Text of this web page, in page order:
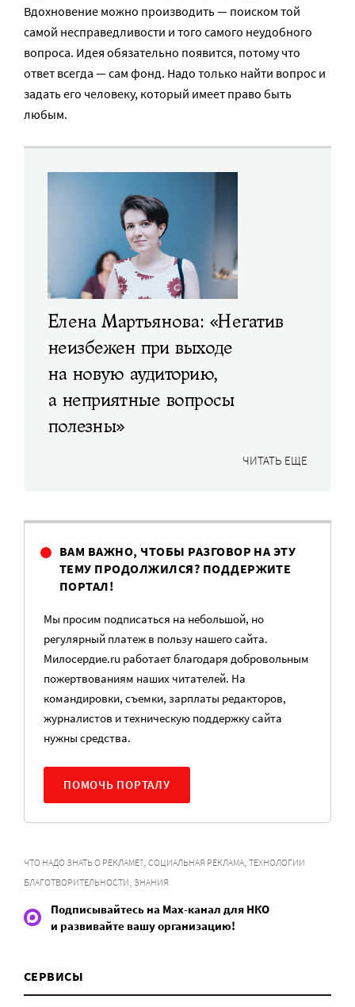
Вдохновение можно производить — поиском той
самой несправедливости и того самого неудобного
вопроса. Идея обязательно появится, потому что
ответ всегда — сам фонд. Надо только найти вопрос и
задать его человеку, который имеет право быть
любым.
Елена Мартьянова: «Негатив
неизбежен при выходе
на новую аудиторию,
а неприятные вопросы
полезны»
ЧИТАТЬ ЕЩЕ
ВАМ ВАЖНО, ЧТОБЫ РАЗГОВОР НА ЭТУ
ТЕМУ ПРОДОЛЖИЛСЯ? ПОДДЕРЖИТЕ
ПОРТАЛ!
Мы просим подписаться на небольшой, но
регулярный платеж в пользу нашего сайта.
Милосердие.ru работает благодаря добровольным
пожертвованиям наших читателей. На
командировки, съемки, зарплаты редакторов,
журналистов и техническую поддержку сайта
нужны средства.
ПОМОЧЬ ПОРТАЛУ
ЧТО НАДО ЗНАТЬ О РЕКЛАМЕ? СОЦИАЛЬНАЯ РЕКЛАМА ТЕХНОЛОГИИ
БЛАГОТВОРИТЕЛЬНОСТИ ЗНАНИЯ
Подписывайтесь на Max-канал для НКО
и развивайте вашу организацию!
СЕРВИСЫ